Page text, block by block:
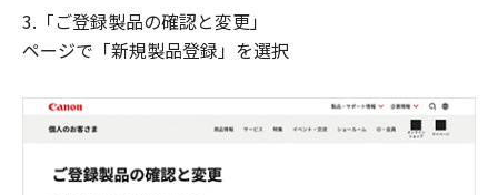
3.「ご登録製品の確認と変更」
ページで「新規製品登録」を選択